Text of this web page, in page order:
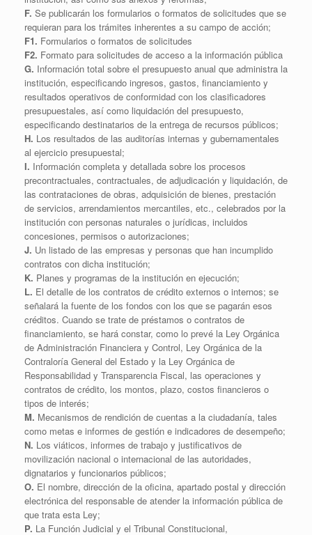
F. Se publicarán los formularios o formatos de solicitudes que se
requieran para los trámites inherentes a su campo de acción;
F1. Formularios o formatos de solicitudes
F2. Formato para solicitudes de acceso a la información pública
G. Información total sobre el presupuesto anual que administra la
institución, especificando ingresos, gastos, financiamiento y
resultados operativos de conformidad con los clasificadores
presupuestales, así como liquidación del presupuesto,
especificando destinatarios de la entrega de recursos públicos;
H. Los resultados de las auditorías internas y gubernamentales
al ejercicio presupuestal;
I. Información completa y detallada sobre los procesos
precontractuales, contractuales, de adjudicación y liquidación, de
las contrataciones de obras, adquisición de bienes, prestación
de servicios, arrendamientos mercantiles, etc., celebrados por la
institución con personas naturales o jurídicas, incluidos
concesiones, permisos o autorizaciones;
J. Un listado de las empresas y personas que han incumplido
contratos con dicha institución;
K. Planes y programas de la institución en ejecución;
L. El detalle de los contratos de crédito externos o internos; se
señalará la fuente de los fondos con los que se pagarán esos
créditos. Cuando se trate de préstamos o contratos de
financiamiento, se hará constar, como lo prevé la Ley Orgánica
de Administración Financiera y Control, Ley Orgánica de la
Contraloría General del Estado y la Ley Orgánica de
Responsabilidad y Transparencia Fiscal, las operaciones y
contratos de crédito, los montos, plazo, costos financieros o
tipos de interés;
M. Mecanismos de rendición de cuentas a la ciudadanía, tales
como metas e informes de gestión e indicadores de desempeño;
N. Los viáticos, informes de trabajo y justificativos de
movilización nacional o internacional de las autoridades,
dignatarios y funcionarios públicos;
O. El nombre, dirección de la oficina, apartado postal y dirección
electrónica del responsable de atender la información pública de
que trata esta Ley;
P. La Función Judicial y el Tribunal Constitucional,